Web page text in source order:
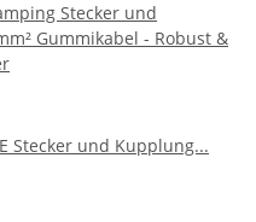
Stecker und
Gummikabel - Robust &